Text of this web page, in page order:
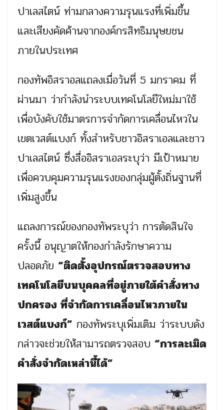
ปาเลสไตน์ ท่ามกลางความรุนแรงที่เพิ่มขึ้น
และเสียงคัดค้านจากองค์กรสิทธิมนุษยชน
ภายในประเทศ
กองทัพอิสราอลแถลงเมื่อวันที่ 5 มกราคม ที่
ผ่านมา ว่ากำลังนำระบบเทคโนโลยีใหม่มาใช้
เพื่อบังคับใช้มาตรการจำกัดการเคลื่อนไหวใน
เขตเวสต์แบงก์ ทั้งสำหรับชาวอิสราเอลและชาว
ปาเลสไตน์ ซึ่งสื่ออิสราเอลระบุว่า มีเป้าหมาย
เพื่อควบคุมความรุนแรงของกลุ่มผู้ตั้งถิ่นฐานที่
เพิ่มสูงขึ้น
แถลงการณ์ของกองทัพระบุว่า การตัดสินใจ
ครั้งนี้ อนุญาตให้กองกำลังรักษาความ
ปลอดภัย “ติดตั้งอุปกรณ์ตรวจสอบทาง
เทคโนโลยีบนบุคคลที่อยู่ภายใต้คำสั่งทาง
ปกครอง ที่จำกัดการเคลื่อนไหวภายใน
เวสต์แบงก์” กองทัพระบุเพิ่มเติม ว่าระบบดัง
กล่าวจะช่วยให้สามารถตรวจสอบ “การละเมิด
คำสั่งจำกัดเหล่านี้ได้”